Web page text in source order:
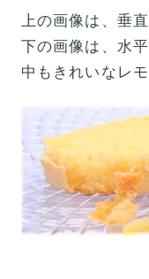
上の画像は、垂
下の画像は、水
中もきれいなレ